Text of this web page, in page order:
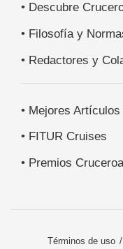
• Descubre
• Filosofía y
• Redactores y
• Mejores
• FITUR Cruises
• Premios
Términos de uso